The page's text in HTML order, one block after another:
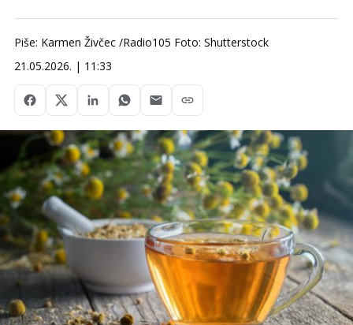
Piše: Karmen Živčec /Radio105 Foto: Shutterstock
21.05.2026. | 11:33